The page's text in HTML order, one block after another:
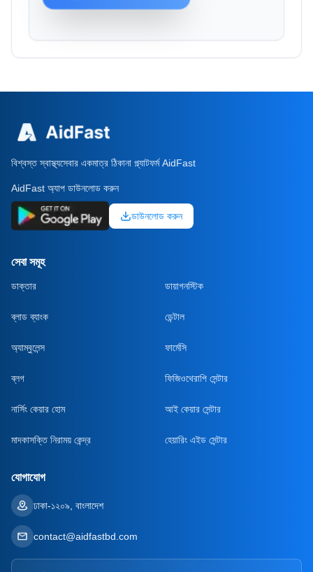
বিশ্বস্ত স্বাস্থ্যসেবার একমাত্র ঠিকানা প্ল্যাটফর্ম AidFast
AidFast অ্যাপ ডাউনলোড করুন
ডাউনলোড করুন
সেবা সমূহ
ডাক্তার ডায়াগনস্টিক
ব্লাড ব্যাংক ডেন্টাল
অ্যাম্বুলেন্স ফার্মেসি
ব্লগ ফিজিওথেরাপি সেন্টার
নার্সিং কেয়ার হোম আই কেয়ার সেন্টার
মাদকাসক্তি নিরাময় কেন্দ্র হেয়ারিং এইড সেন্টার
যোগাযোগ
ঢাকা-১২০৯, বাংলাদেশ
contact@aidfastbd.com